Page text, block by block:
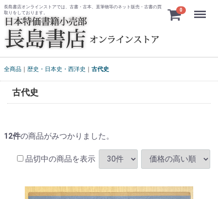
長島書店オンラインストアでは、古書・古本、直筆物等のネット販売・古書の買
取りをしております。
0 Menu
全商品 歴史・日本史・西洋史 古代史
古代史
12件の商品がみつかりました。
品切中の商品を表示